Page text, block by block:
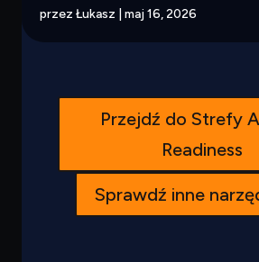
przez Łukasz maj 16, 2026
Przejdź do Strefy
Readiness
Sprawdź inne